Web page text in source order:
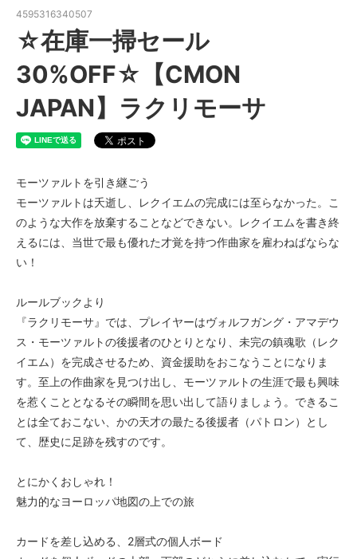
4595316340507
☆在庫一掃セール
30%OFF☆【CMON
JAPAN】ラクリモーサ
モーツァルトを引き継ごう
モーツァルトは夭逝し、レクイエムの完成には至らなかった。こ
のような大作を放棄することなどできない。レクイエムを書き終
えるには、当世で最も優れた才覚を持つ作曲家を雇わねばならな
い！
ルールブックより
『ラクリモーサ』では、プレイヤーはヴォルフガング・アマデウ
ス・モーツァルトの後援者のひとりとなり、未完の鎮魂歌（レク
イエム）を完成させるため、資金援助をおこなうことになりま
す。至上の作曲家を見つけ出し、モーツァルトの生涯で最も興味
を惹くこととなるその瞬間を思い出して語りましょう。できるこ
とは全ておこない、かの天才の最たる後援者（パトロン）とし
て、歴史に足跡を残すのです。
とにかくおしゃれ！
魅力的なヨーロッパ地図の上での旅
カードを差し込める、2層式の個人ボード